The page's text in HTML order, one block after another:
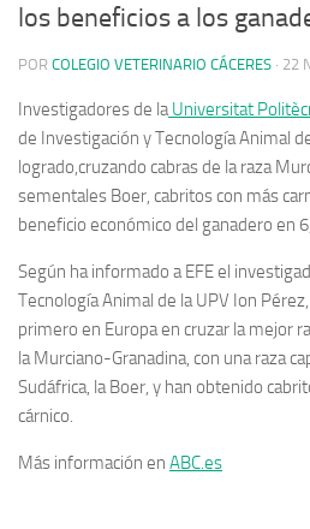
los beneficios a los
POR COLEGIO VETERINARIO CÁCERES · 22
Investigadores de la Universitat
de Investigación y Tecnología Animal
logrado,cruzando cabras de la raza
sementales Boer, cabritos con más
beneficio económico del ganadero en
Según ha informado a EFE el
Tecnología Animal de la UPV Ion
primero en Europa en cruzar la mejor
la Murciano-Granadina, con una raza
Sudáfrica, la Boer, y han obtenido
cárnico.
Más información en ABC.es